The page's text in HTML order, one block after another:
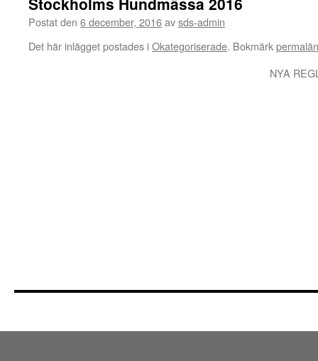
Postat den 6 december, 2016avsds-admin
Det här inlägget postades iOkategoriserade. Bokmärk
NYA